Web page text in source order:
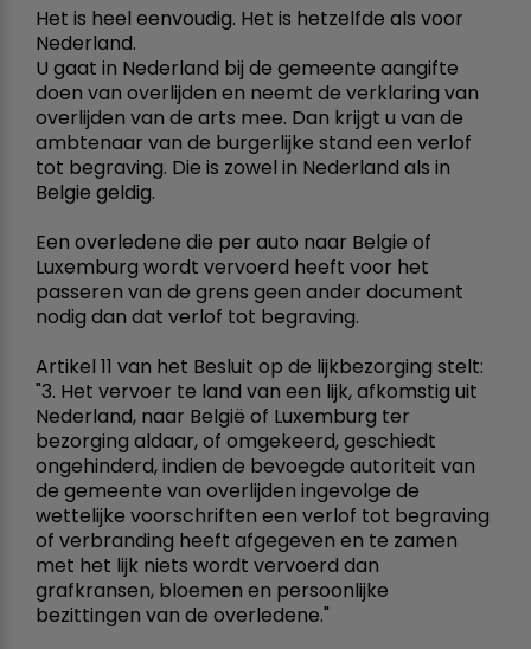
Het is heel eenvoudig. Het is hetzelfde als voor
Nederland.
U gaat in Nederland bij de gemeente aangifte
doen van overlijden en neemt de verklaring van
overlijden van de arts mee. Dan krijgt u van de
ambtenaar van de burgerlijke stand een verlof
tot begraving. Die is zowel in Nederland als in
Belgie geldig.
Een overledene die per auto naar Belgie of
Luxemburg wordt vervoerd heeft voor het
passeren van de grens geen ander document
nodig dan dat verlof tot begraving.
Artikel 11 van het Besluit op de lijkbezorging stelt:
"3. Het vervoer te land van een lijk, afkomstig uit
Nederland, naar België of Luxemburg ter
bezorging aldaar, of omgekeerd, geschiedt
ongehinderd, indien de bevoegde autoriteit van
de gemeente van overlijden ingevolge de
wettelijke voorschriften een verlof tot begraving
of verbranding heeft afgegeven en te zamen
met het lijk niets wordt vervoerd dan
grafkransen, bloemen en persoonlijke
bezittingen van de overledene."